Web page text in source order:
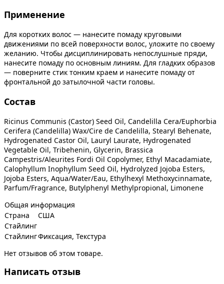
Применение
Для коротких волос — нанесите помаду круговыми
движениями по всей поверхности волос, уложите по своему
желанию. Чтобы дисциплинировать непослушные пряди,
нанесите помаду по основным линиям. Для гладких образов
— поверните стик тонким краем и нанесите помаду от
фронтальной до затылочной части головы.
Состав
Ricinus Communis (Castor) Seed Oil, Candelilla Cera/Euphorbia
Cerifera (Candelilla) Wax/Cire de Candelilla, Stearyl Behenate,
Hydrogenated Castor Oil, Lauryl Laurate, Hydrogenated
Vegetable Oil, Tribehenin, Glycerin, Brassica
Campestris/Aleurites Fordi Oil Copolymer, Ethyl Macadamiate,
Calophyllum Inophyllum Seed Oil, Hydrolyzed Jojoba Esters,
Jojoba Esters, Aqua/Water/Eau, Ethylhexyl Methoxycinnamate,
Parfum/Fragrance, Butylphenyl Methylpropional, Limonene
Общая информация
Страна
США
Стайлинг
СтайлингФиксация, Текстура
Нет отзывов об этом товаре.
Написать отзыв